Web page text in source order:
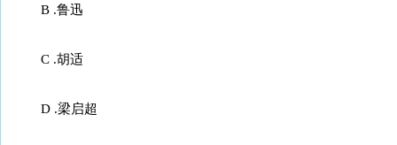
B .鲁迅
C .胡适
D .梁启超